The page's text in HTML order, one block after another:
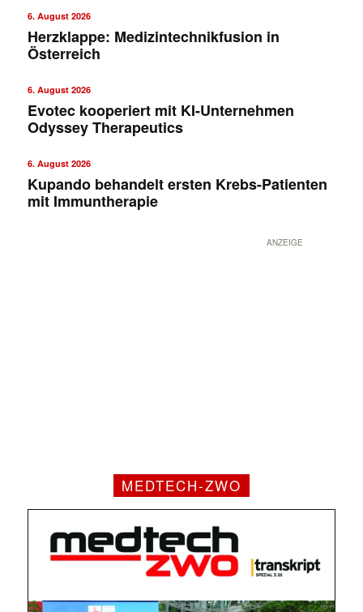
6. August 2026
Herzklappe: Medizintechnikfusion in
Österreich
6. August 2026
Evotec kooperiert mit KI-Unternehmen
Odyssey Therapeutics
6. August 2026
Kupando behandelt ersten Krebs-Patienten
mit Immuntherapie
ANZEIGE
MEDTECH-ZWO